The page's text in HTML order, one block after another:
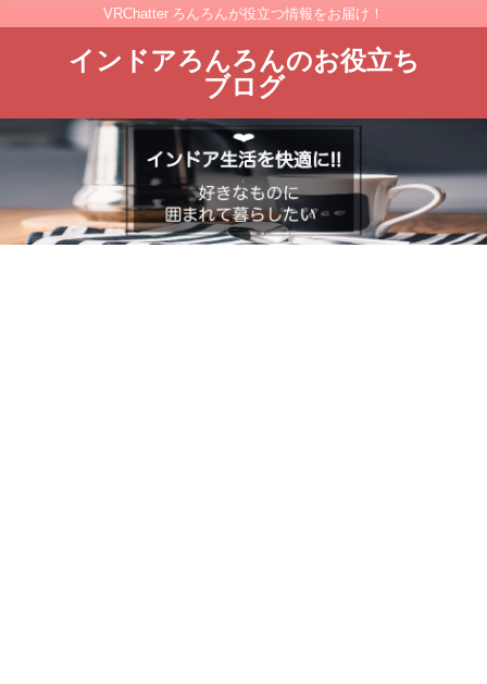
VRChatter ろんろんが役立つ情報をお届け！
インドアろんろんのお役立ち
ブログ